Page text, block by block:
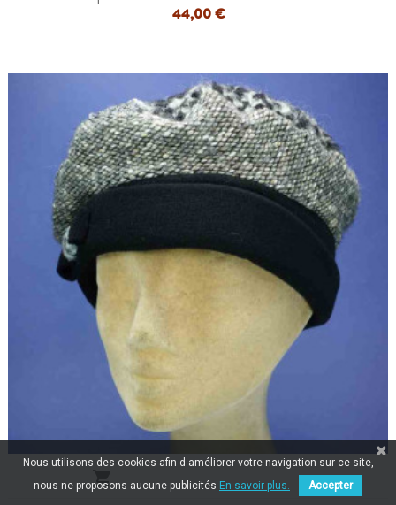
44,00 €

Nous utilisons des cookies afin d améliorer votre navigation sur ce site,
nous ne proposons aucune publicités En savoir plus. Accepter